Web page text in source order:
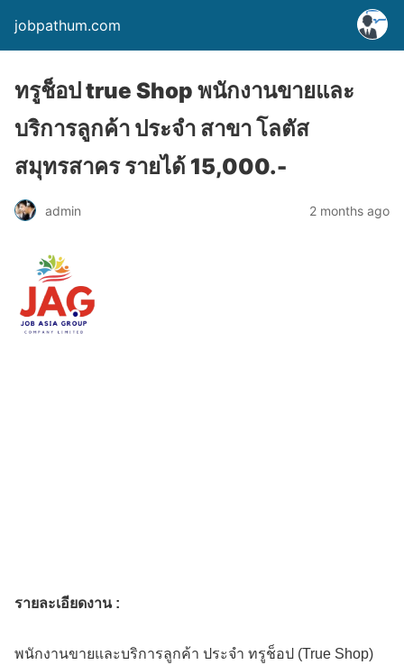
jobpathum.com
ทรูช็อป true Shop พนักงานขายและ
บริการลูกค้า ประจำ สาขา โลตัส
สมุทรสาคร รายได้ 15,000.-
admin 2 months ago
รายละเอียดงาน :
พนักงานขายและบริการลูกค้า ประจำ ทรูช็อป (True Shop)